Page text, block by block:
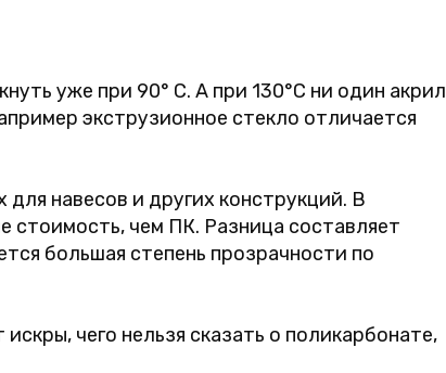
уже при 90° C. А при 130°С ни один акрил
экструзионное стекло отличается
навесов и других конструкций. В
стоимость, чем ПК. Разница составляет
большая степень прозрачности по
чего нельзя сказать о поликарбонате,